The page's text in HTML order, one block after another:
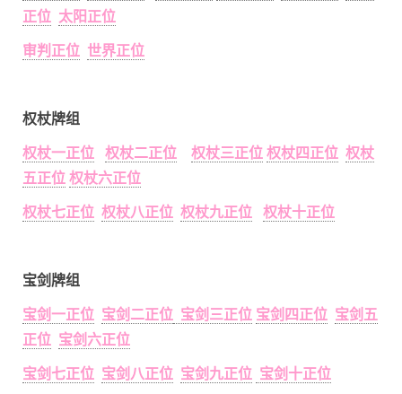
正位 太阳正位
审判正位 世界正位
权杖牌组
权杖一正位
权杖二正位 权杖三正位 权杖四正位 权杖
五正位 权杖六正位
权杖七正位 权杖八正位 权杖九正位 权杖十正位
宝剑牌组
宝剑一正位 宝剑二正位 宝剑三正位 宝剑四正位 宝剑五
正位 宝剑六正位
宝剑七正位 宝剑八正位 宝剑九正位 宝剑十正位